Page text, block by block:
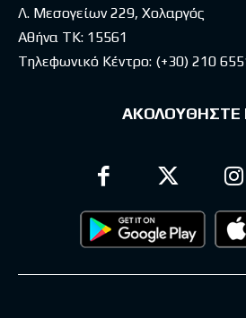
Λ. Μεσογείων 229, Χολαργός
Αθήνα ΤΚ: 15561
Τηλεφωνικό Κέντρο: (+30) 210
ΑΚΟΛΟΥΘΗΣΤΕ